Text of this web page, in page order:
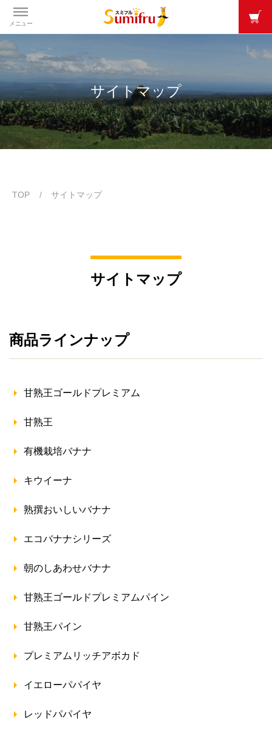
メニュー
サイトマップ
TOP サイトマップ
サイトマップ
商品ラインナップ
甘熟王ゴールドプレミアム
甘熟王
有機栽培バナナ
キウイーナ
熟撰おいしいバナナ
エコバナナシリーズ
朝のしあわせバナナ
甘熟王ゴールドプレミアムパイン
甘熟王パイン
プレミアムリッチアボカド
イエローパパイヤ
レッドパパイヤ